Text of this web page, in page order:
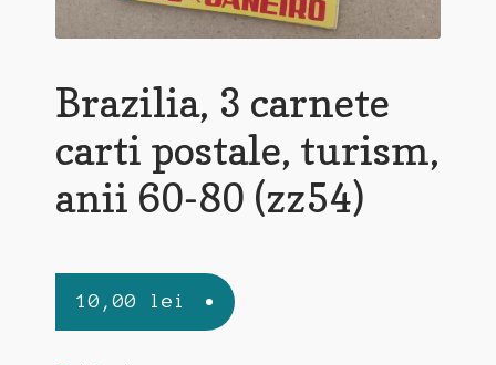
Brazilia, 3 carnete
carti postale, turism,
anii 60-80 (zz54)
10,00 lei